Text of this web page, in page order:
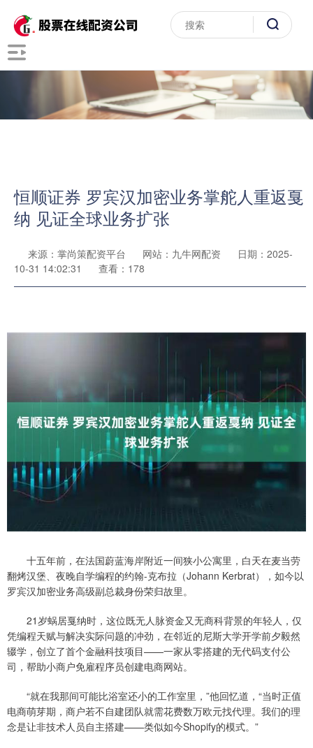
恒顺证券 罗宾汉加密业务掌舵人重返戛
纳 见证全球业务扩张
来源：掌尚策配资平台 网站：九牛网配资
日期：2025-
10-31 14:02:31
查看：178
十五年前，在法国蔚蓝海岸附近一间狭小公寓里，白天在麦当劳
翻烤汉堡、夜晚自学编程的约翰-克布拉（Johann Kerbrat），如今以
罗宾汉加密业务高级副总裁身份荣归故里。
21岁蜗居戛纳时，这位既无人脉资金又无商科背景的年轻人，仅
凭编程天赋与解决实际问题的冲劲，在邻近的尼斯大学开学前夕毅然
辍学，创立了首个金融科技项目——一家从零搭建的无代码支付公
司，帮助小商户免雇程序员创建电商网站。
“就在我那间可能比浴室还小的工作室里，”他回忆道，“当时正值
电商萌芽期，商户若不自建团队就需花费数万欧元找代理。我们的理
念是让非技术人员自主搭建——类似如今Shopify的模式。”